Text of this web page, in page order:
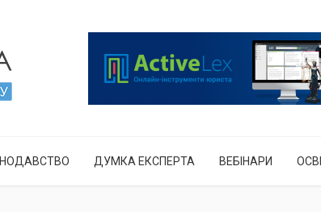
ДУМКА ЕКСПЕРТА ВЕБІНАРИ